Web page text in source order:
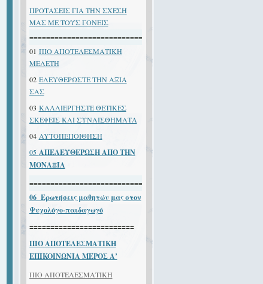
ΠΡΟΤΑΣΕΙΣ ΓΙΑ ΤΗΝ ΣΧΕΣΗ
ΜΑΣ ΜΕ ΤΟΥΣ ΓΟΝΕΙΣ
====================================
01 ΠΙΟ ΑΠΟΤΕΛΕΣΜΑΤΙΚΗ
ΜΕΛΕΤΗ
02 ΕΛΕΥΘΕΡΩΣΤΕ ΤΗΝ ΑΞΙΑ
ΣΑΣ
03 ΚΑΛΛΙΕΡΓΗΣΤΕ ΘΕΤΙΚΕΣ
ΣΚΕΨΕΙΣ ΚΑΙ ΣΥΝΑΙΣΘΗΜΑΤΑ
04 AYTOΠEΠOIΘHΣH
05 ΑΠΕΛΕΥΘΕΡΩΣΗ ΑΠΟ ΤΗΝ
ΜΟΝΑΞΙΑ
====================================
06 Ερωτήσεις μαθητών μας στον
Ψυχολόγο-παιδαγωγό
=========================
ΠΙΟ ΑΠΟΤΕΛΕΣΜΑΤΙΚΗ
EΠIKOINΩNIA ΜΕΡΟΣ Α’
ΠΙΟ ΑΠΟΤΕΛΕΣΜΑΤΙΚΗ